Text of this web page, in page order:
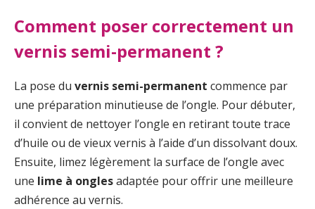
Comment poser correctement un
vernis semi-permanent ?
La pose du vernis semi-permanent commence par
une préparation minutieuse de l’ongle. Pour débuter,
il convient de nettoyer l’ongle en retirant toute trace
d’huile ou de vieux vernis à l’aide d’un dissolvant doux.
Ensuite, limez légèrement la surface de l’ongle avec
une lime à onglesadaptée pour offrir une meilleure
adhérence au vernis.